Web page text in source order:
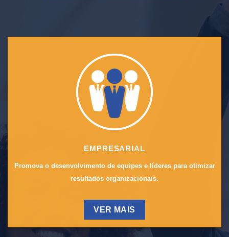
EMPRESARIAL
Promova o desenvolvimento de equipes e líderes para otimizar
resultados organizacionais.
VER MAIS